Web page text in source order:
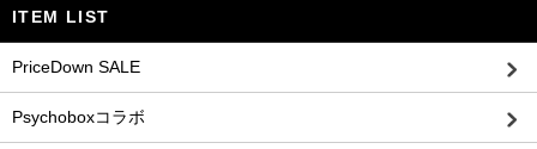
ITEM LIST
PriceDown SALE
Psychoboxコラボ